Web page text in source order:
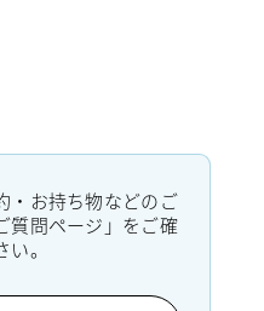
・お持ち物などのご
質問ページ」をご確
。